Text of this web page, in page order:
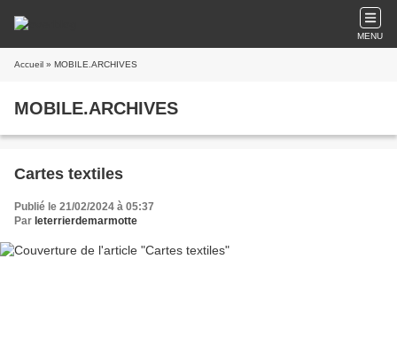
MENU
Accueil » MOBILE.ARCHIVES
MOBILE.ARCHIVES
Cartes textiles
Publié le 21/02/2024 à 05:37
Par leterrierdemarmotte